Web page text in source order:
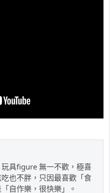
具figure 無一不歡，極喜
也不胖，只因最喜歡「食
自作樂，很快樂」。